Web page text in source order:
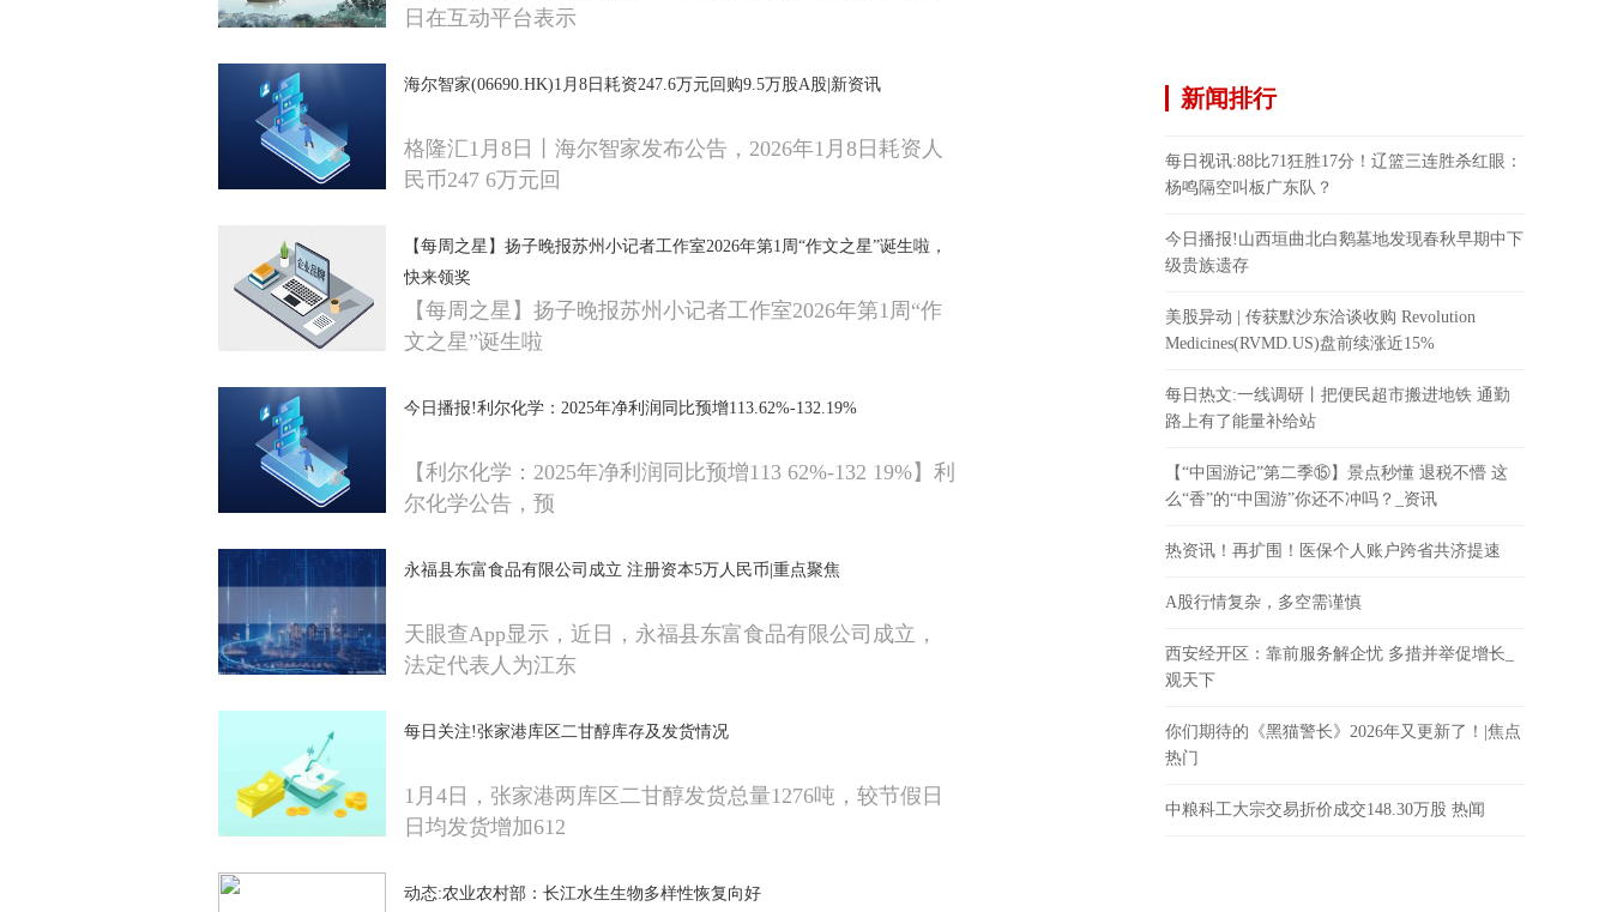
日在互动平台表示
海尔智家(06690.HK)1月8日耗资247.6万元回购9.5万股A股|新资讯
格隆汇1月8日丨海尔智家发布公告，2026年1月8日耗资人
民币247 6万元回
【每周之星】扬子晚报苏州小记者工作室2026年第1周“作文之星”诞生啦，
快来领奖
【每周之星】扬子晚报苏州小记者工作室2026年第1周“作
文之星”诞生啦
今日播报!利尔化学：2025年净利润同比预增113.62%-132.19%
【利尔化学：2025年净利润同比预增113 62%-132 19%】利
尔化学公告，预
永福县东富食品有限公司成立 注册资本5万人民币|重点聚焦
天眼查App显示，近日，永福县东富食品有限公司成立，
法定代表人为江东
每日关注!张家港库区二甘醇库存及发货情况
1月4日，张家港两库区二甘醇发货总量1276吨，较节假日
日均发货增加612
动态:农业农村部：长江水生生物多样性恢复向好
新闻排行
每日视讯:88比71狂胜17分！辽篮三连胜杀红眼：
杨鸣隔空叫板广东队？
今日播报!山西垣曲北白鹅墓地发现春秋早期中下
级贵族遗存
美股异动 | 传获默沙东洽谈收购 Revolution
Medicines(RVMD.US)盘前续涨近15%
每日热文:一线调研丨把便民超市搬进地铁 通勤
路上有了能量补给站
【“中国游记”第二季⑮】景点秒懂 退税不懵 这
么“香”的“中国游”你还不冲吗？_资讯
热资讯！再扩围！医保个人账户跨省共济提速
A股行情复杂，多空需谨慎
西安经开区：靠前服务解企忧 多措并举促增长_
观天下
你们期待的《黑猫警长》2026年又更新了！|焦点
热门
中粮科工大宗交易折价成交148.30万股 热闻